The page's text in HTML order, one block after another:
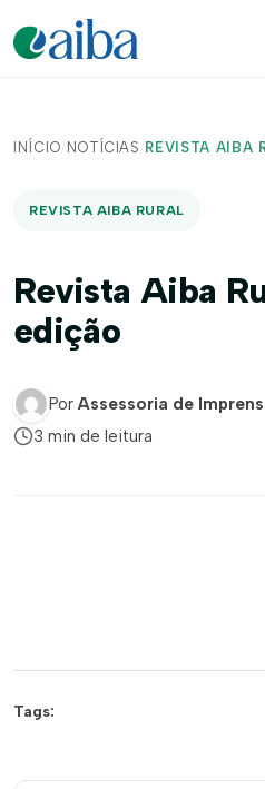
INÍCIO/ NOTÍCIAS / REVISTA AIBA
REVISTA AIBA RURAL
Revista Aiba
edição
Por Assessoria de
3 min de leitura
Tags: